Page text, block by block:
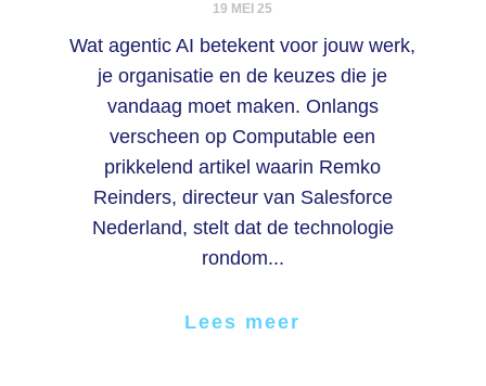
19 MEI 25
Wat agentic AI betekent voor jouw werk,
je organisatie en de keuzes die je
vandaag moet maken. Onlangs
verscheen op Computable een
prikkelend artikel waarin Remko
Reinders, directeur van Salesforce
Nederland, stelt dat de technologie
rondom...
Lees meer